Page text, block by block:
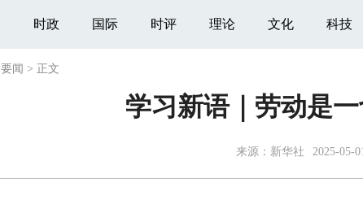
时政 国际 时评 理论 文化 科技
要闻 > 正文
学习新语｜劳动是
来源： 新华社 2025-05-